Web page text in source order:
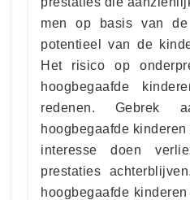
men op basis van
potentieel van de
Het risico op
hoogbegaafde
redenen. Gebrek
hoogbegaafde
interesse doen
prestaties
hoogbegaafde